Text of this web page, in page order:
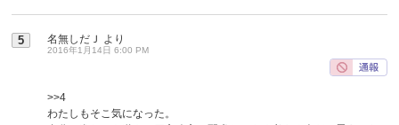
5 名無しだＪ より
2016年1月14日 6:00 PM
>>4
わたしもそこ気になった。